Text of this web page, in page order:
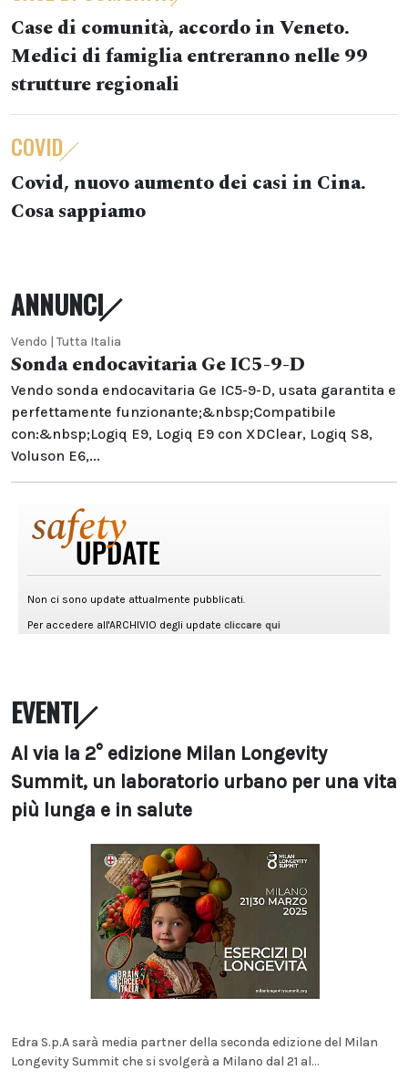
Case di comunità, accordo in Veneto.
Medici di famiglia entreranno nelle 99
strutture regionali
COVID
Covid, nuovo aumento dei casi in Cina.
Cosa sappiamo
ANNUNCI
Vendo | Tutta Italia
Sonda endocavitaria Ge IC5-9-D
Vendo sonda endocavitaria Ge IC5-9-D, usata garantita e
perfettamente funzionante;&nbsp;Compatibile
con:&nbsp;Logiq E9, Logiq E9 con XDClear, Logiq S8,
Voluson E6,...
EVENTI
Al via la 2° edizione Milan Longevity
Summit, un laboratorio urbano per una vita
più lunga e in salute
Edra S.p.A sarà media partner della seconda edizione del Milan
Longevity Summit che si svolgerà a Milano dal 21 al...